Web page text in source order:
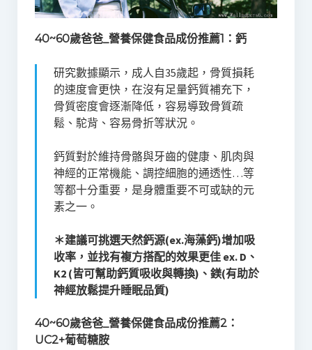
40~60歲爸爸_營養保健食品成份推薦1：鈣
研究數據顯示，成人自35歲起，骨質損耗
的速度會更快，在沒有足量鈣質補充下，
骨質密度會逐漸降低，容易導致骨質疏
鬆、駝背、容易骨折等狀況。
鈣質對於維持骨骼與牙齒的健康、肌肉與
神經的正常機能、調控細胞的通透性…等
等都十分重要，是身體重要不可或缺的元
素之一。
＊建議可挑選天然鈣源(ex.海藻鈣)增加吸
收率，並找有複方搭配的效果更佳 ex. D、
K2 (皆可幫助鈣質吸收與轉換)、鎂(有助於
神經放鬆提升睡眠品質)
40~60歲爸爸_營養保健食品成份推薦2：
UC2+葡萄糖胺